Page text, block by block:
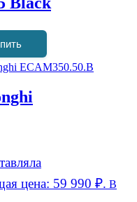
цена: 59 990 ₽. В